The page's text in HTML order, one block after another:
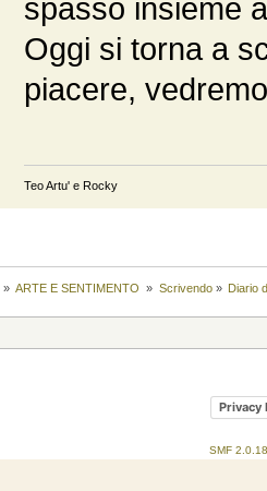
spasso insieme
Oggi si torna a
piacere,
Teo Artu' e Rocky
» ARTE E SENTIMENTO » Scrivendo» Diario
Privacy
SMF 2.0.18